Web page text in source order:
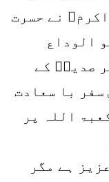
نے حسرت
الوداع
صدیقؓ کے
سفر با سعادت
اللہ پر
ہے مگر